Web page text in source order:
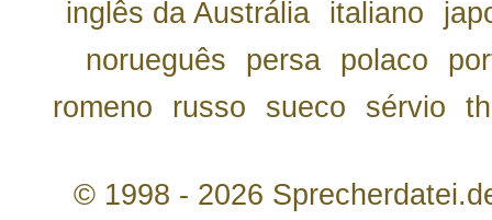
inglês da Austrália
italiano
norueguês
persa polaco
romeno
russo sueco sérvio th
© 1998 - 2026